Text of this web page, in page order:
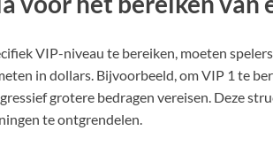
VIP-niveau te bereiken, moeten
in dollars. Bijvoorbeeld, om VIP 1 te
grotere bedragen vereisen. Deze
te ontgrendelen.